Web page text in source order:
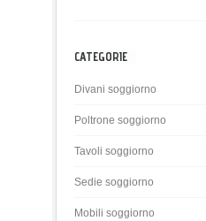
CATEGORIE
Divani soggiorno
Poltrone soggiorno
Tavoli soggiorno
Sedie soggiorno
Mobili soggiorno